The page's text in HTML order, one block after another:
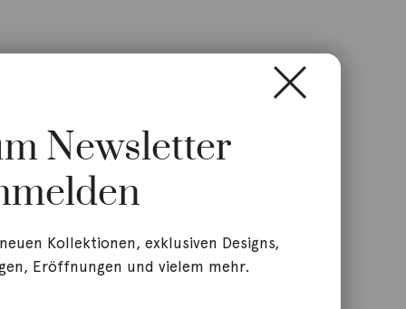
Newsletter
Kollektionen, exklusiven Designs,
Eröffnungen und vielem mehr.